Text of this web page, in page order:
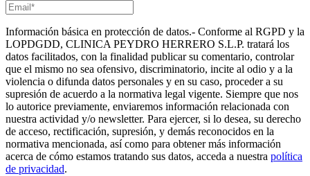
Información básica en protección de datos.- Conforme al RGPD y la
LOPDGDD, CLINICA PEYDRO HERRERO S.L.P. tratará los
datos facilitados, con la finalidad publicar su comentario, controlar
que el mismo no sea ofensivo, discriminatorio, incite al odio y a la
violencia o difunda datos personales y en su caso, proceder a su
supresión de acuerdo a la normativa legal vigente. Siempre que nos
lo autorice previamente, enviaremos información relacionada con
nuestra actividad y/o newsletter. Para ejercer, si lo desea, su derecho
de acceso, rectificación, supresión, y demás reconocidos en la
normativa mencionada, así como para obtener más información
acerca de cómo estamos tratando sus datos, acceda a nuestra política
de privacidad.